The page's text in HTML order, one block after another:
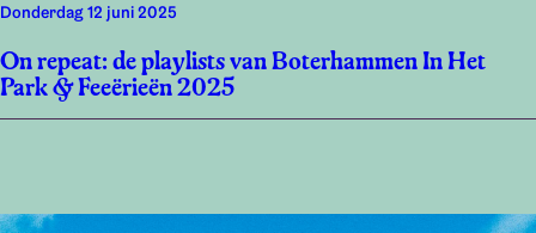
donderdag 12 juni 2025
On repeat: de playlists van Boterhammen In Het
Park & Feeërieën 2025